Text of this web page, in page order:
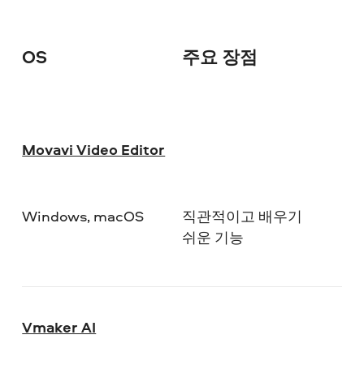
OS 주요 장점
Movavi Video Editor
Windows, macOS
직관적이고 배우기
쉬운 기능
Vmaker AI